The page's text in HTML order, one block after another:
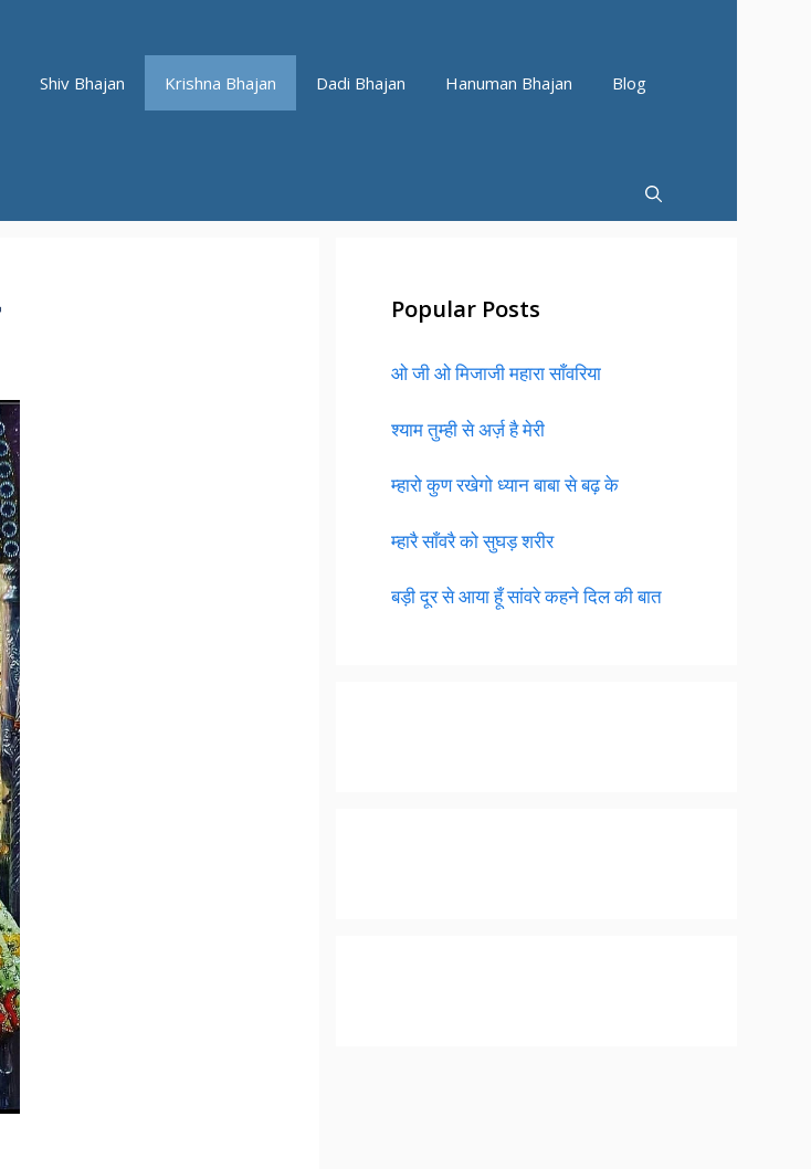
Shiv Bhajan Krishna Bhajan Dadi Bhajan Hanuman Bhajan Blog
Popular Posts
ओ जी ओ मिजाजी महारा साँवरिया
श्याम तुम्ही से अर्ज़ है मेरी
म्हारो कुण रखेगो ध्यान बाबा से बढ़ के
म्हारै साँवरै को सुघड़ शरीर
बड़ी दूर से आया हूँ सांवरे कहने दिल की बात